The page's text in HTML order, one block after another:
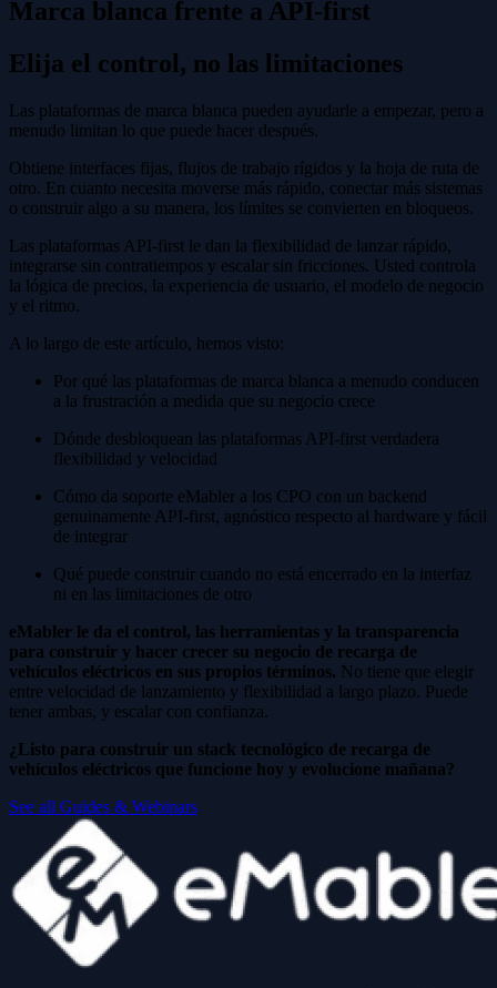
Marca blanca frente a API-first
Elija el control, no las limitaciones
Las plataformas de marca blanca pueden ayudarle a empezar, pero a
menudo limitan lo que puede hacer después.
Obtiene interfaces fijas, flujos de trabajo rígidos y la hoja de ruta de
otro. En cuanto necesita moverse más rápido, conectar más sistemas
o construir algo a su manera, los límites se convierten en bloqueos.
Las plataformas API-first le dan la flexibilidad de lanzar rápido,
integrarse sin contratiempos y escalar sin fricciones. Usted controla
la lógica de precios, la experiencia de usuario, el modelo de negocio
y el ritmo.
A lo largo de este artículo, hemos visto:
Por qué las plataformas de marca blanca a menudo conducen
a la frustración a medida que su negocio crece
Dónde desbloquean las plataformas API-first verdadera
flexibilidad y velocidad
Cómo da soporte eMabler a los CPO con un backend
genuinamente API-first, agnóstico respecto al hardware y fácil
de integrar
Qué puede construir cuando no está encerrado en la interfaz
ni en las limitaciones de otro
eMabler le da el control, las herramientas y la transparencia
para construir y hacer crecer su negocio de recarga de
vehículos eléctricos en sus propios términos. No tiene que elegir
entre velocidad de lanzamiento y flexibilidad a largo plazo. Puede
tener ambas, y escalar con confianza.
¿Listo para construir un stack tecnológico de recarga de
vehículos eléctricos que funcione hoy y evolucione mañana?
See all Guides & Webinars